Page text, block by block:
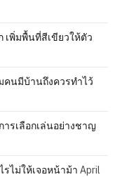
เพิ่มพื้นที่สีเขียวให้ตัว
คนมีบ้านถึงควรทำไว้
รเลือกเล่นอย่างชาญ
ไม่ให้เจอหน้าม้า April